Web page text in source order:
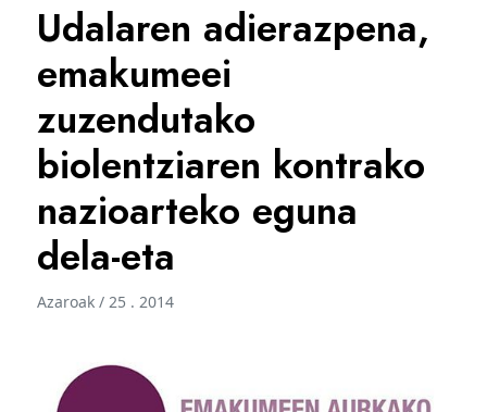
Udalaren adierazpena,
emakumeei
zuzendutako
biolentziaren kontrako
nazioarteko eguna
dela-eta
Azaroak / 25 . 2014